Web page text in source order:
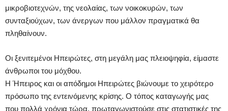
μικροβιοτεχνών, της νεολαίας, των νοικοκυρών, των
συνταξιούχων, των άνεργων που μάλλον πραγματικά θα
πληθαίνουν.
Οι ξενιτεμένοι Ηπειρώτες, στη μεγάλη μας πλειοψηφία, είμαστε
άνθρωποι του μόχθου.
Η Ήπειρος και οι απόδημοι Ηπειρώτες βιώνουμε το χειρότερο
πρόσωπο της εντεινόμενης κρίσης. Ο τόπος καταγωγής μας
που πολλά χρόνια τώρα, πρωταγωνιστούσε στις στατιστικές της